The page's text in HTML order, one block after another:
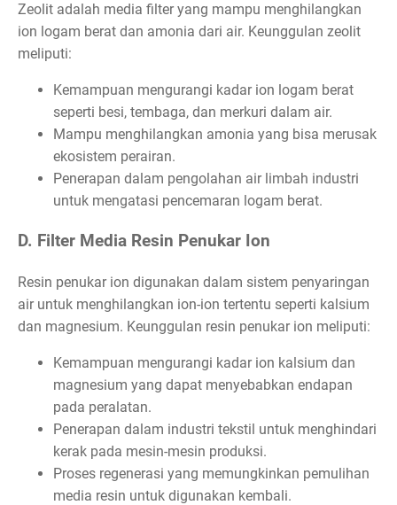
Zeolit adalah media filter yang mampu menghilangkan
ion logam berat dan amonia dari air. Keunggulan zeolit
meliputi:
Kemampuan mengurangi kadar ion logam berat
seperti besi, tembaga, dan merkuri dalam air.
Mampu menghilangkan amonia yang bisa merusak
ekosistem perairan.
Penerapan dalam pengolahan air limbah industri
untuk mengatasi pencemaran logam berat.
D. Filter Media Resin Penukar Ion
Resin penukar ion digunakan dalam sistem penyaringan
air untuk menghilangkan ion-ion tertentu seperti kalsium
dan magnesium. Keunggulan resin penukar ion meliputi:
Kemampuan mengurangi kadar ion kalsium dan
magnesium yang dapat menyebabkan endapan
pada peralatan.
Penerapan dalam industri tekstil untuk menghindari
kerak pada mesin-mesin produksi.
Proses regenerasi yang memungkinkan pemulihan
media resin untuk digunakan kembali.